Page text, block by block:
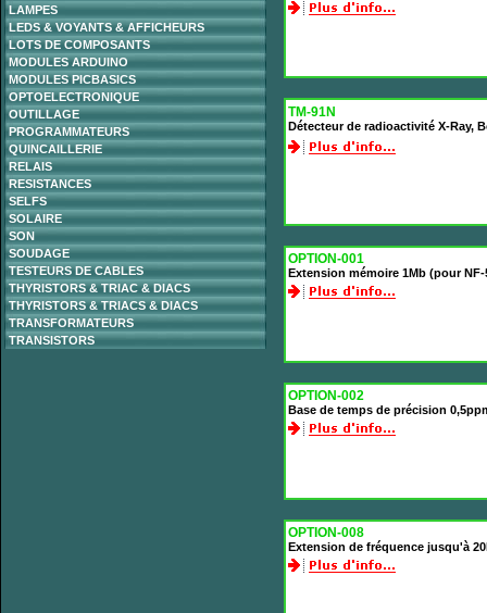
LAMPES
LEDS & VOYANTS & AFFICHEURS
LOTS DE COMPOSANTS
MODULES ARDUINO
MODULES PICBASICS
OPTOELECTRONIQUE
OUTILLAGE
PROGRAMMATEURS
QUINCAILLERIE
RELAIS
RESISTANCES
SELFS
SOLAIRE
SON
SOUDAGE
TESTEURS DE CABLES
THYRISTORS & TRIAC & DIACS
THYRISTORS & TRIACS & DIACS
TRANSFORMATEURS
TRANSISTORS
TM-91N
Détecteur de radioactivité X-Ray,
OPTION-001
Extension mémoire 1Mb (pour NF-
OPTION-002
Base de temps de précision
OPTION-008
Extension de fréquence jusqu'à